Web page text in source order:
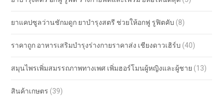
ยาแคปซูลว่านชักมดูก ยาบำรุงสตรี ช่วยให้อกฟู รูฟิตคับ (8)
ราคาถูก อาหารเสริมบำรุงร่างกายราคาส่ง เชียงดาวเฮิร์บ (40)
สมุนไพรเพิ่มสมรรถภาพทางเพศ เพิ่มฮอร์โมนผู้หญิงและผู้ชาย (13)
สินค้าเกษตร (39)